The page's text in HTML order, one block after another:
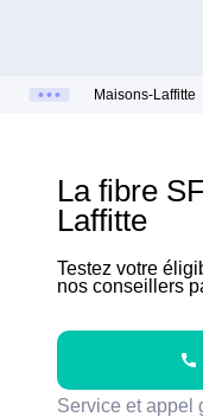
Maisons-Laffitte
La fibre
Laffitte
Testez votre
nos conseillers
Service et appel